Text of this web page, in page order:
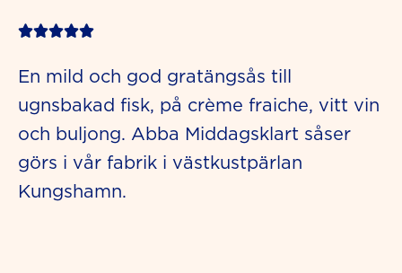
Rated
out
of
5
En mild och god gratängsås till
ugnsbakad fisk, på crème fraiche, vitt vin
och buljong. Abba Middagsklart såser
görs i vår fabrik i västkustpärlan
Kungshamn.